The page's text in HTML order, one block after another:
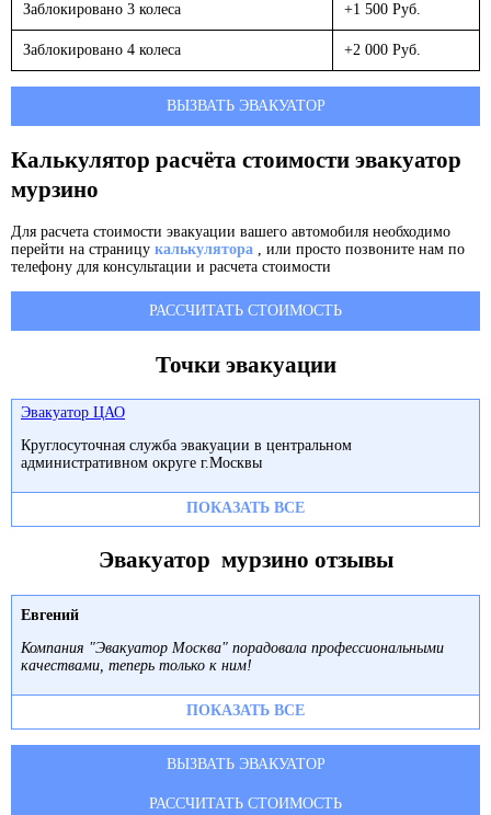
Заблокировано 3 колеса +1 500 Руб.
Заблокировано 4 колеса +2 000 Руб.
ВЫЗВАТЬ ЭВАКУАТОР
Калькулятор расчёта стоимости эвакуатор
мурзино
Для расчета стоимости эвакуации вашего автомобиля необходимо
перейти на страницу калькулятора , или просто позвоните нам по
телефону для консультации и расчета стоимости
РАССЧИТАТЬ СТОИМОСТЬ
Точки эвакуации
Эвакуатор ЦАО
Круглосуточная служба эвакуации в центральном
административном округе г.Москвы
ПОКАЗАТЬ ВСЕ
Эвакуатор мурзино отзывы
Евгений
Компания "Эвакуатор Москва" порадовала профессиональными
качествами, теперь только к ним!
ПОКАЗАТЬ ВСЕ
ВЫЗВАТЬ ЭВАКУАТОР
РАССЧИТАТЬ СТОИМОСТЬ